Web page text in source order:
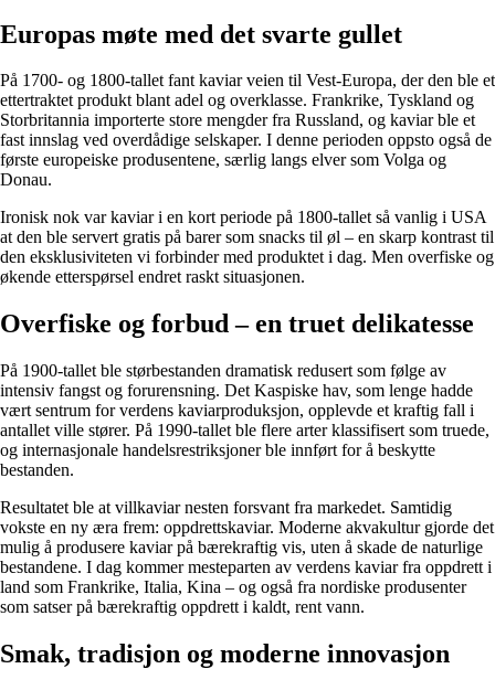
Europas møte med det svarte gullet
På 1700- og 1800-tallet fant kaviar veien til Vest-Europa, der den ble et
ettertraktet produkt blant adel og overklasse. Frankrike, Tyskland og
Storbritannia importerte store mengder fra Russland, og kaviar ble et
fast innslag ved overdådige selskaper. I denne perioden oppsto også de
første europeiske produsentene, særlig langs elver som Volga og
Donau.
Ironisk nok var kaviar i en kort periode på 1800-tallet så vanlig i USA
at den ble servert gratis på barer som snacks til øl – en skarp kontrast til
den eksklusiviteten vi forbinder med produktet i dag. Men overfiske og
økende etterspørsel endret raskt situasjonen.
Overfiske og forbud – en truet delikatesse
På 1900-tallet ble størbestanden dramatisk redusert som følge av
intensiv fangst og forurensning. Det Kaspiske hav, som lenge hadde
vært sentrum for verdens kaviarproduksjon, opplevde et kraftig fall i
antallet ville stører. På 1990-tallet ble flere arter klassifisert som truede,
og internasjonale handelsrestriksjoner ble innført for å beskytte
bestanden.
Resultatet ble at villkaviar nesten forsvant fra markedet. Samtidig
vokste en ny æra frem: oppdrettskaviar. Moderne akvakultur gjorde det
mulig å produsere kaviar på bærekraftig vis, uten å skade de naturlige
bestandene. I dag kommer mesteparten av verdens kaviar fra oppdrett i
land som Frankrike, Italia, Kina – og også fra nordiske produsenter
som satser på bærekraftig oppdrett i kaldt, rent vann.
Smak, tradisjon og moderne innovasjon